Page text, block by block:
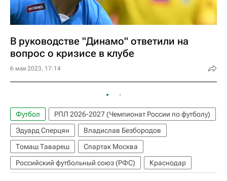
В руководстве "Динамо" ответили на
вопрос о кризисе в клубе
6 мая 2023, 17:14
Футбол
РПЛ 2026-2027 (Чемпионат России по футболу)
Эдуард Сперцян
Владислав Безбородов
Томаш Тавареш
Спартак Москва
Российский футбольный союз (РФС)
Краснодар